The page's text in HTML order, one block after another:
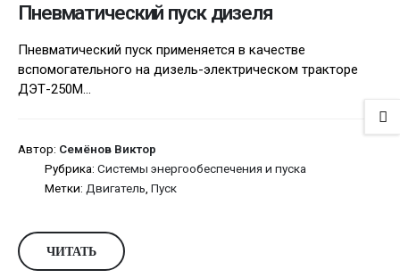
Пневматический пуск дизеля
Пневматический пуск применяется в качестве
вспомогательного на дизель-электрическом тракторе
ДЭТ-250М...
Автор: Семёнов Виктор
Рубрика: Системы энергообеспечения и пуска
Метки: Двигатель Пуск
ЧИТАТЬ